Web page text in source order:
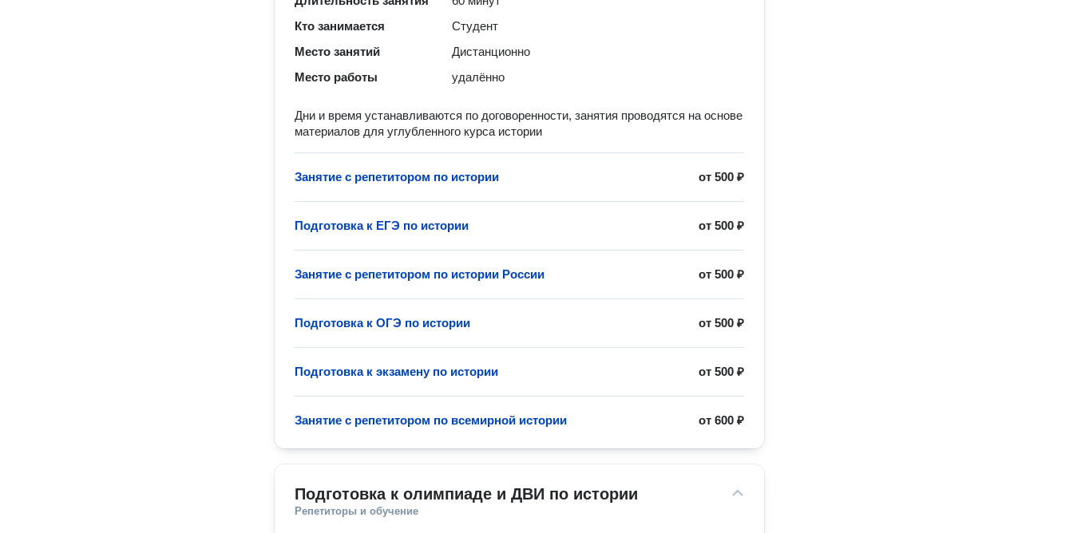
Кто занимается
Студент
Место занятий
Дистанционно
Место работы
удалённо
Дни и время устанавливаются по договоренности, занятия проводятся на основе
материалов для углубленного курса истории
от500 ₽
Занятие с репетитором по истории
от500 ₽
Подготовка к ЕГЭ по истории
от500 ₽
Занятие с репетитором по истории России
от500 ₽
Подготовка к ОГЭ по истории
от500 ₽
Подготовка к экзамену по истории
от600 ₽
Занятие с репетитором по всемирной истории
Подготовка к олимпиаде и ДВИ по истории
Репетиторы и обучение